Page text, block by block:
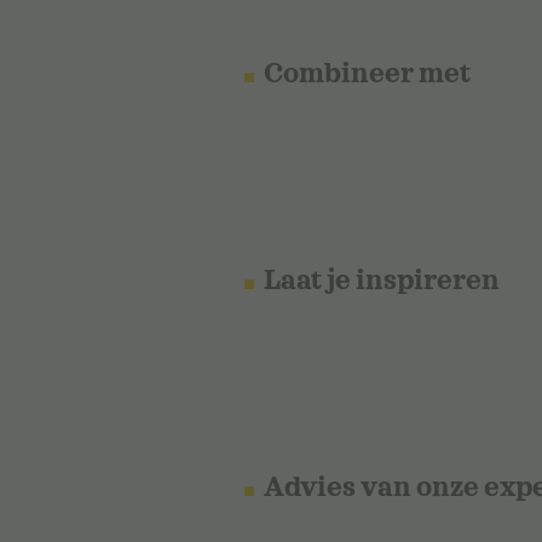
Combineer met
Laat je inspireren
Advies van onze